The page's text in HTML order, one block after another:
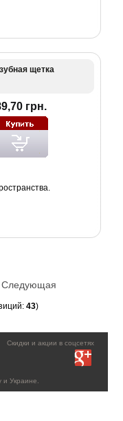
щетка
грн.
Следующая
43)
Скидки и акции в соцсетях
Украине.